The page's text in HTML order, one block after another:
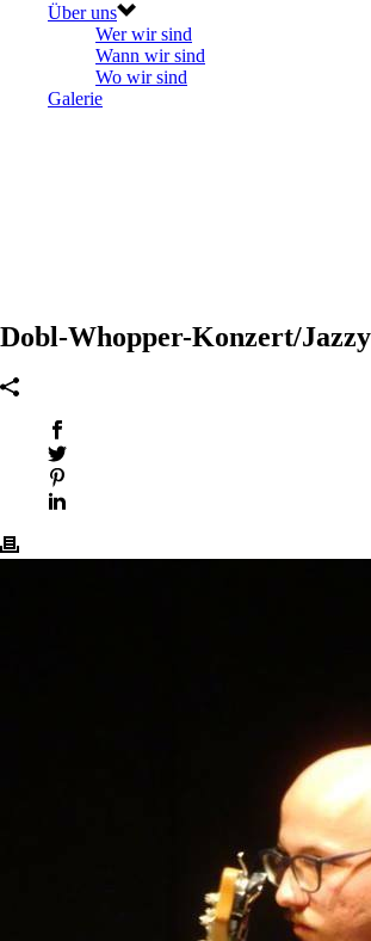
Über uns
Wer wir sind
Wann wir sind
Wo wir sind
Galerie
Dobl-Whopper-Konzert/